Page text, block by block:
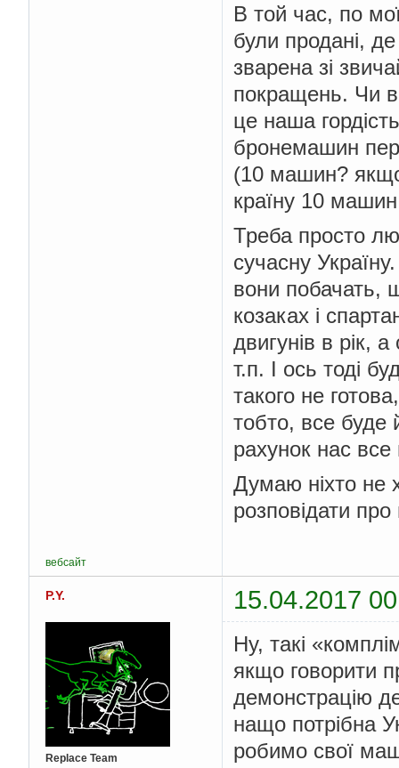
В той час, по
були продані, де
зварена зі
покращень. Чи
це наша
бронемашин
(10 машин?
країну 10
Треба просто
сучасну
вони побачать,
козаках і
двигунів в рік,
т.п. І ось тоді
такого не
тобто, все буде
рахунок нас все
Думаю ніхто не
розповідати
вебсайт
P.Y. 15.04.2017
Replace Team
Ну, такі
якщо говорити
демонстрацію
нащо потрібна
робимо свої